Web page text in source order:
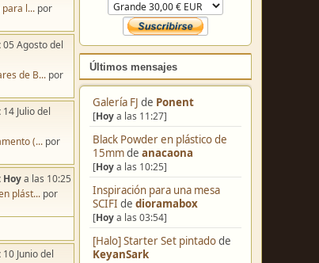
Últimos mensajes
Galería FJ de Ponent
[Hoya las 11:27]
Black Powder en plástico de
15mmde anacaona
[Hoya las 10:25]
Inspiración para una mesa
SCIFI de dioramabox
[Hoya las 03:54]
[Halo] Starter Set pintadode
KeyanSark
para l... por
05 Agosto del
de B... por
14 Julio del
(... por
Hoya las 10:25
plást... por
10 Junio del